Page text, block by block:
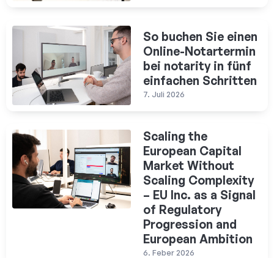
So buchen Sie einen
Online-Notartermin
bei notarity in fünf
einfachen Schritten
7. Juli 2026
Scaling the
European Capital
Market Without
Scaling Complexity
– EU Inc. as a Signal
of Regulatory
Progression and
European Ambition
6. Feber 2026